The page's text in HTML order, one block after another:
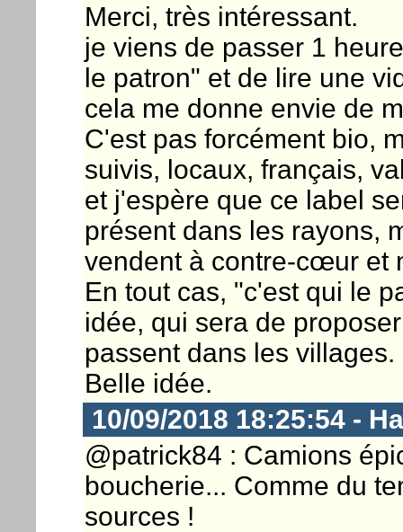
Merci, très intéressant.
je viens de passer 1
le patron" et de lire une
cela me donne envie de
C'est pas forcément bio,
suivis, locaux, français,
et j'espère que ce label
présent dans les rayons,
vendent à contre-cœur et
En tout cas, "c'est qui le
idée, qui sera de
passent dans les villages.
Belle idée.
10/09/2018 18:25:54 -
@patrick84 : Camions
boucherie... Comme du
sources !